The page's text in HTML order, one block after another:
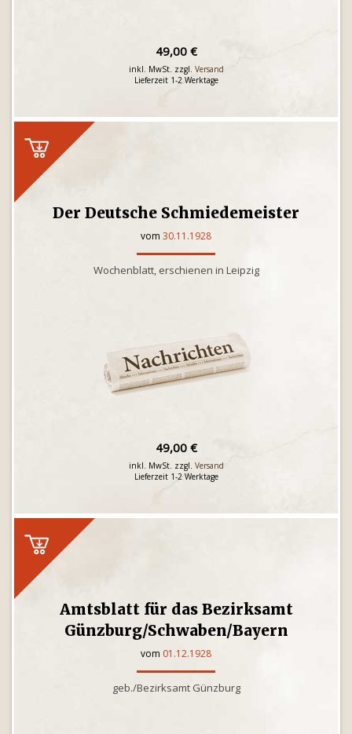
49,00 €
inkl. MwSt. zzgl. Versand
Lieferzeit 1-2 Werktage
Der Deutsche Schmiedemeister
vom 30.11.1928
Wochenblatt, erschienen in Leipzig
49,00 €
inkl. MwSt. zzgl. Versand
Lieferzeit 1-2 Werktage
Amtsblatt für das Bezirksamt
Günzburg/Schwaben/Bayern
vom 01.12.1928
geb./Bezirksamt Günzburg